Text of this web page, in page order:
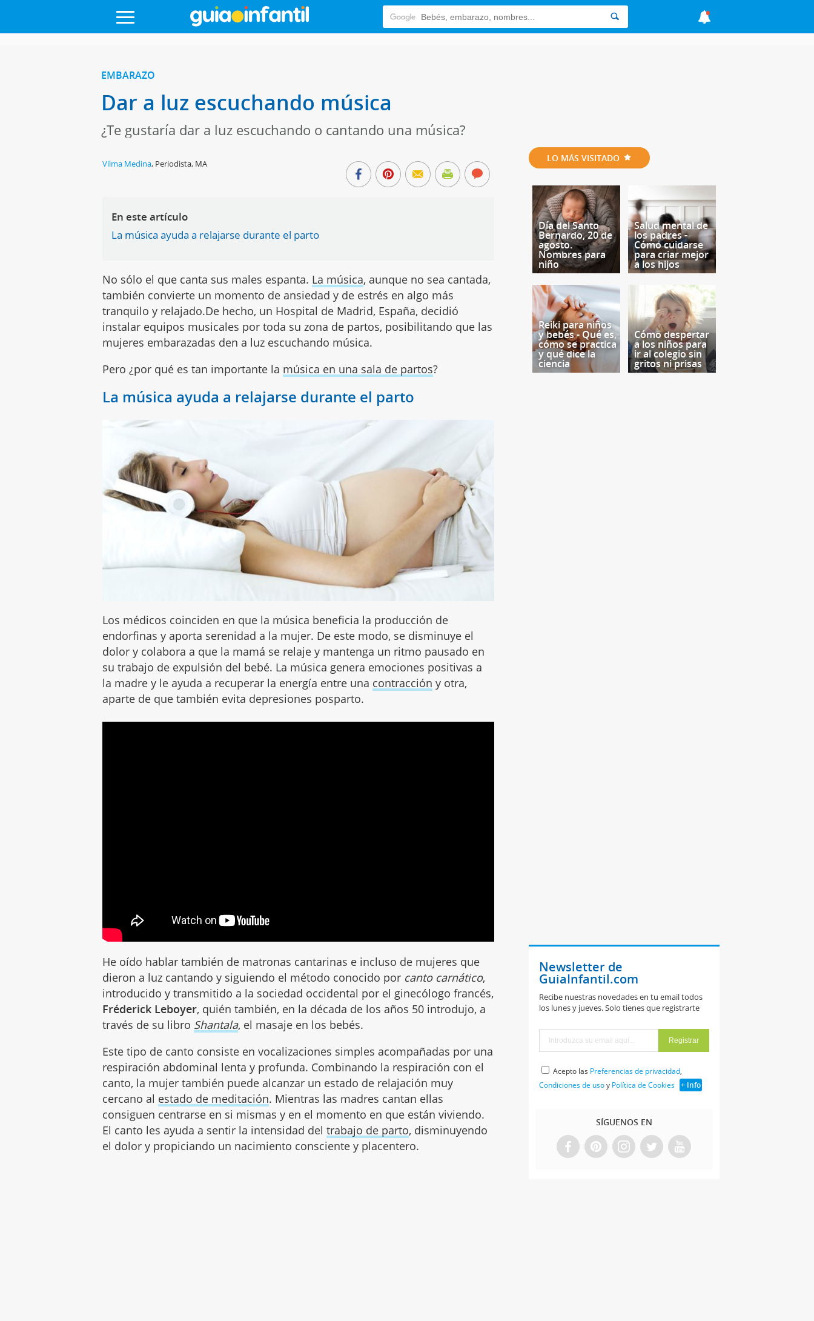
EMBARAZO
Dar a luz escuchando música
¿Te gustaría dar a luz escuchando o cantando una música?
Vilma Medina, Periodista, MA
En este artículo
La música ayuda a relajarse durante el parto
No sólo el que canta sus males espanta. La música, aunque no sea cantada,
también convierte un momento de ansiedad y de estrés en algo más
tranquilo y relajado.De hecho, un Hospital de Madrid, España, decidió
instalar equipos musicales por toda su zona de partos, posibilitando que las
mujeres embarazadas den a luz escuchando música.
Pero ¿por qué es tan importante la música en una sala de partos?
La música ayuda a relajarse durante el parto
Los médicos coinciden en que la música beneficia la producción de
endorfinas y aporta serenidad a la mujer. De este modo, se disminuye el
dolor y colabora a que la mamá se relaje y mantenga un ritmo pausado en
su trabajo de expulsión del bebé. La música genera emociones positivas a
la madre y le ayuda a recuperar la energía entre una contracción y otra,
aparte de que también evita depresiones posparto.
He oído hablar también de matronas cantarinas e incluso de mujeres que
dieron a luz cantando y siguiendo el método conocido por canto carnático,
introducido y transmitido a la sociedad occidental por el ginecólogo francés,
Fréderick Leboyer, quién también, en la década de los años 50 introdujo, a
través de su libro Shantala, el masaje en los bebés.
Este tipo de canto consiste en vocalizaciones simples acompañadas por una
respiración abdominal lenta y profunda. Combinando la respiración con el
canto, la mujer también puede alcanzar un estado de relajación muy
cercano al estado de meditación. Mientras las madres cantan ellas
consiguen centrarse en si mismas y en el momento en que están viviendo.
El canto les ayuda a sentir la intensidad deltrabajo de parto, disminuyendo
el dolor y propiciando un nacimiento consciente y placentero.
LO MÁS VISITADO
Día del Santo
Bernardo, 20 de
agosto.
Nombres para
niño
Salud mental de
los padres -
Cómo cuidarse
para criar mejor
a los hijos
Reiki para niños
y bebés - Qué es,
cómo se practica
y qué dice la
ciencia
Cómo despertar
a los niños para
ir al colegio sin
gritos ni prisas
Newsletter de
GuiaInfantil.com
Recibe nuestras novedades en tu email todos
los lunes y jueves. Solo tienes que registrarte
Acepto las Preferencias de privacidad,
Condiciones de usoy Política de Cookies + Info
SÍGUENOS EN